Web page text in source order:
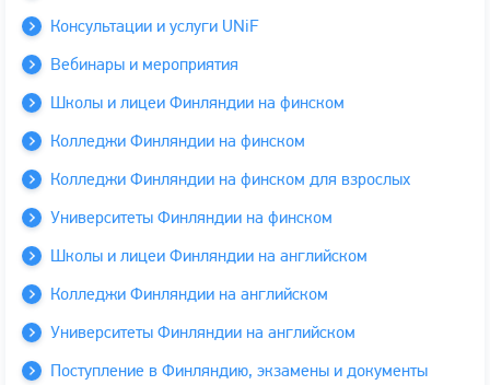
Консультации и услуги UNiF
Вебинары и мероприятия
Школы и лицеи Финляндии на финском
Колледжи Финляндии на финском
Колледжи Финляндии на финском для взрослых
Университеты Финляндии на финском
Школы и лицеи Финляндии на английском
Колледжи Финляндии на английском
Университеты Финляндии на английском
Поступление в Финляндию, экзамены и документы